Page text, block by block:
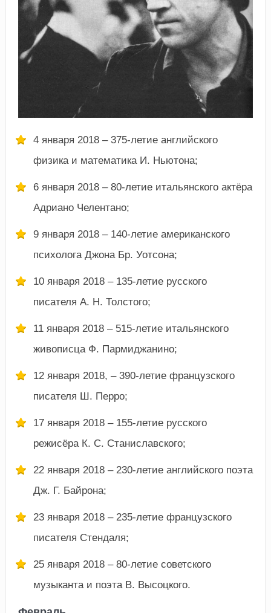
4 января 2018 – 375-летие английского
физика и математика И. Ньютона;
6 января 2018 – 80-летие итальянского актёра
Адриано Челентано;
9 января 2018 – 140-летие американского
психолога Джона Бр. Уотсона;
10 января 2018 – 135-летие русского
писателя А. Н. Толстого;
11 января 2018 – 515-летие итальянского
живописца Ф. Пармиджанино;
12 января 2018, – 390-летие французского
писателя Ш. Перро;
17 января 2018 – 155-летие русского
режисёра К. С. Станиславского;
22 января 2018 – 230-летие английского поэта
Дж. Г. Байрона;
23 января 2018 – 235-летие французского
писателя Стендаля;
25 января 2018 – 80-летие советского
музыканта и поэта В. Высоцкого.